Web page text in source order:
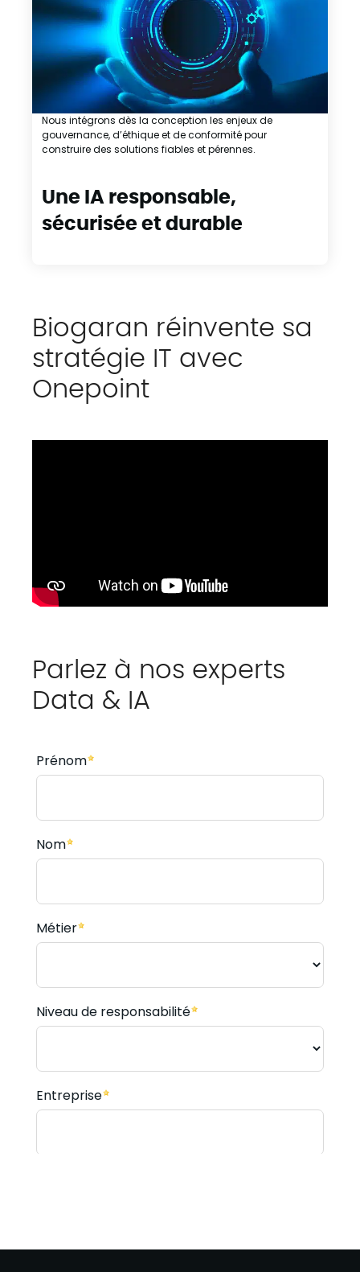
Une IA responsable,
sécurisée et durable
Nous intégrons dès la conception les enjeux de
gouvernance, d’éthique et de conformité pour
construire des solutions fiables et pérennes.
Biogaran réinvente sa
stratégie IT avec
Onepoint
Parlez à nos experts
Data & IA